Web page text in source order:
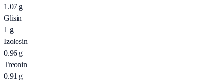
1.07 g
Glisin
1 g
Izolosin
0.96 g
Treonin
0.91 g